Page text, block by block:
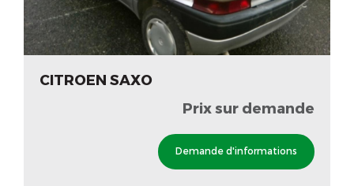
CITROEN SAXO
Prix sur demande
Demande d'informations